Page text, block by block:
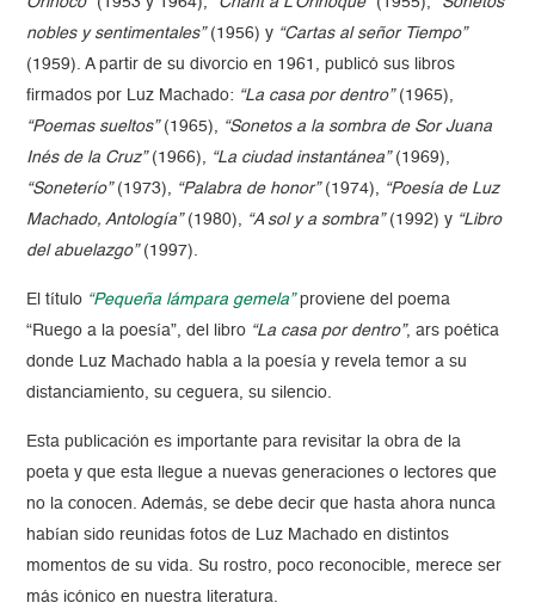
nobles y sentimentales”(1956) y “Cartas al señor Tiempo”
(1959). A partir de su divorcio en 1961, publicó sus libros
firmados por Luz Machado: “La casa por dentro”(1965),
“Poemas sueltos”(1965), “Sonetos a la sombra de Sor Juana
Inés de la Cruz”(1966), “La ciudad instantánea”(1969),
“Soneterío”(1973), “Palabra de honor”(1974), “Poesía de Luz
Machado, Antología”(1980), “A sol y a sombra”(1992) y “Libro
del abuelazgo”(1997).
El título “Pequeña lámpara gemela” proviene del poema
“Ruego a la poesía”, del libro “La casa por dentro”, ars poética
donde Luz Machado habla a la poesía y revela temor a su
distanciamiento, su ceguera, su silencio.
Esta publicación es importante para revisitar la obra de la
poeta y que esta llegue a nuevas generaciones o lectores que
no la conocen. Además, se debe decir que hasta ahora nunca
habían sido reunidas fotos de Luz Machado en distintos
momentos de su vida. Su rostro, poco reconocible, merece ser
más icónico en nuestra literatura.